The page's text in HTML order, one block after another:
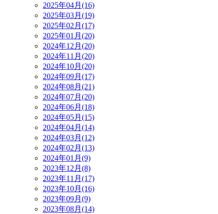
2025年04月(16)
2025年03月(19)
2025年02月(17)
2025年01月(20)
2024年12月(20)
2024年11月(20)
2024年10月(20)
2024年09月(17)
2024年08月(21)
2024年07月(20)
2024年06月(18)
2024年05月(15)
2024年04月(14)
2024年03月(12)
2024年02月(13)
2024年01月(9)
2023年12月(8)
2023年11月(17)
2023年10月(16)
2023年09月(9)
2023年08月(14)